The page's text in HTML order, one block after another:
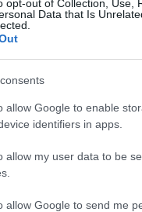
opt-out of Collection, Use,
Data that Is
allow Google to enable
identifiers in apps.
allow my user data to be
allow Google to send me
2020. máj 16.